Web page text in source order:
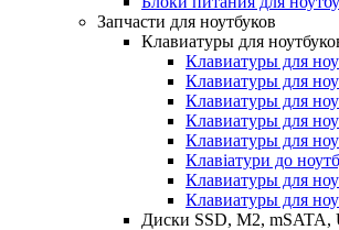
Запчасти для ноутбуков
Клавиатуры для
Клавиатуры для
Клавиатуры для
Клавиатуры для
Клавиатуры для
Клавиатуры для
Клавіатури до
Клавиатуры для
Клавиатуры для
Диски SSD, M2, mSATA,